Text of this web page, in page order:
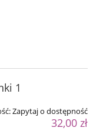
1
Zapytaj o dostępność
32,00 zł